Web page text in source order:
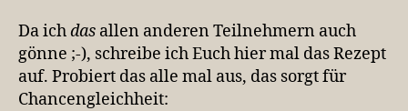
Da ichdas allen anderen Teilnehmern auch
gönne ;-), schreibe ich Euch hier mal das Rezept
auf. Probiert das alle mal aus, das sorgt für
Chancengleichheit: